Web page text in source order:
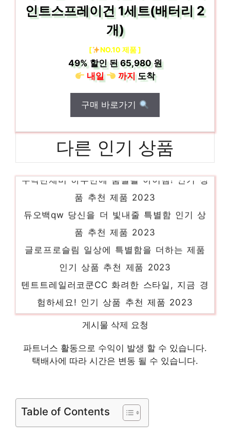
인트스프레이건 1세트(배터리 2
개)
[ NO.10 제품 ]
49%할인 된65,980 원
내일
까지도착
구매 바로가기
다른 인기 상품
우럭단채비 하루만에 품절될 아이템! 인기 상
품 추천 제품 2023
듀오백qw 당신을 더 빛내줄 특별함 인기 상
품 추천 제품 2023
글로프로슬림 일상에 특별함을 더하는 제품
인기 상품 추천 제품 2023
샵다나와 당신을 위한 세상에 하나뿐인 상품
인기 상품 추천 제품 2023
아기카네이션머리띠어버이날만들기 당신만을
위한 특별한 세트 인기 상품 추천 제품 2023
상품 추천 제품 2023
게시물 삭제 요청
파트너스 활동으로 수익이 발생 할 수 있습니다.
택배사에 따라 시간은 변동 될 수 있습니다.
Table of Contents